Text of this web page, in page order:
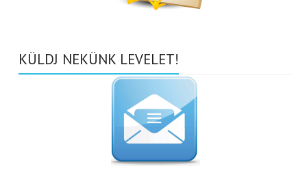
KÜLDJ NEKÜNK LEVELET!